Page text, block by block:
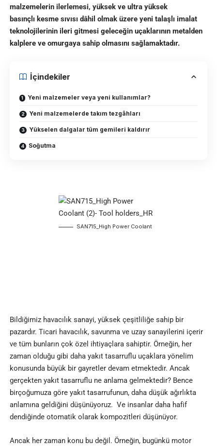
malzemelerin ilerlemesi, yüksek ve ultra yüksek
basınçl ı kesme sıvısı dâhil olmak üzere yeni talaş ı imalat
teknolojilerinin ileri gitmesi geleceğin uçaklarının metalden
kalplere ve omurgaya sahip olmasını sağ lamaktadır.
İçindekiler
Yeni malzemeler veya yeni kullanımlar?
Yeni malzemelerde takım tezgâhları
Yükselen dalgalar tüm gemileri kaldırır
Soğutma
SAN715_High Power Coolant
Bildiğimiz havacılık sanayi, yüksek çeşitliliğe sahip bir
pazardır. Ticari havacılık, savunma ve uzay sanayilerini içerir
ve tüm bunların çok özel ihtiyaçlara sahiptir. Örneğin, her
zaman olduğu gibi daha yakıt tasarruflu uçaklara yönelim
konusunda büyük bir gayretler devam etmektedir. Ancak
gerçekten yakıt tasarruflu ne anlama gelmektedir? Bence
birçoğumuza göre yakıt tasarrufunun, daha düşük ağırlıkta
anlamına geldiğini düşünüyoruz. Ve insanlar daha hafif
dendiğinde otomatik olarak kompozitleri düşünüyor.
Ancak her zaman konu bu değil. Örneğin, bugünkü motor